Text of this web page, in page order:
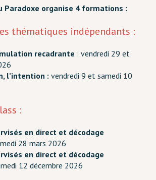
Paradoxe organise 4 formations :
thématiques indépendants :
recadrante : vendredi 29 et
l’intention : vendredi 9 et samedi 10
:
en direct et décodage
28 mars 2026
en direct et décodage
12 décembre 2026